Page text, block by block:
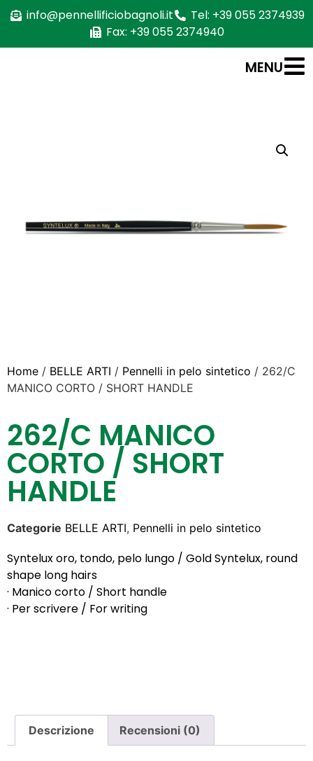
info@pennellificiobagnoli.it
Tel: +39 055 2374939
Fax: +39 055 2374940
MENU
Home / BELLE ARTI / Pennelli in pelo sintetico / 262/C
MANICO CORTO / SHORT HANDLE
262/C MANICO
CORTO / SHORT
HANDLE
Categorie BELLE ARTI, Pennelli in pelo sintetico
Syntelux oro, tondo, pelo lungo / Gold Syntelux, round
shape long hairs
· Manico corto / Short handle
· Per scrivere / For writing
Descrizione Recensioni (0)